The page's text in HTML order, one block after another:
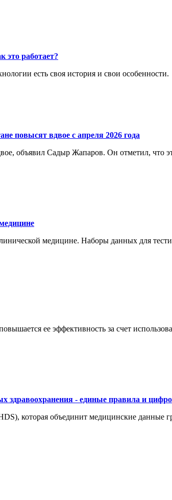
это работает?
есть своя история и свои особенности.
повысят вдвое с апреля 2026 года
объявил Садыр Жапаров. Он отметил,
медицине. Наборы данных для
ее эффективность за счет
здравоохранения - единые правила и
которая объединит медицинские